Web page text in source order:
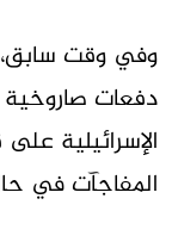
وفي وقت
دفعات صاروخية
الإسرائيلية
المفاجآت في